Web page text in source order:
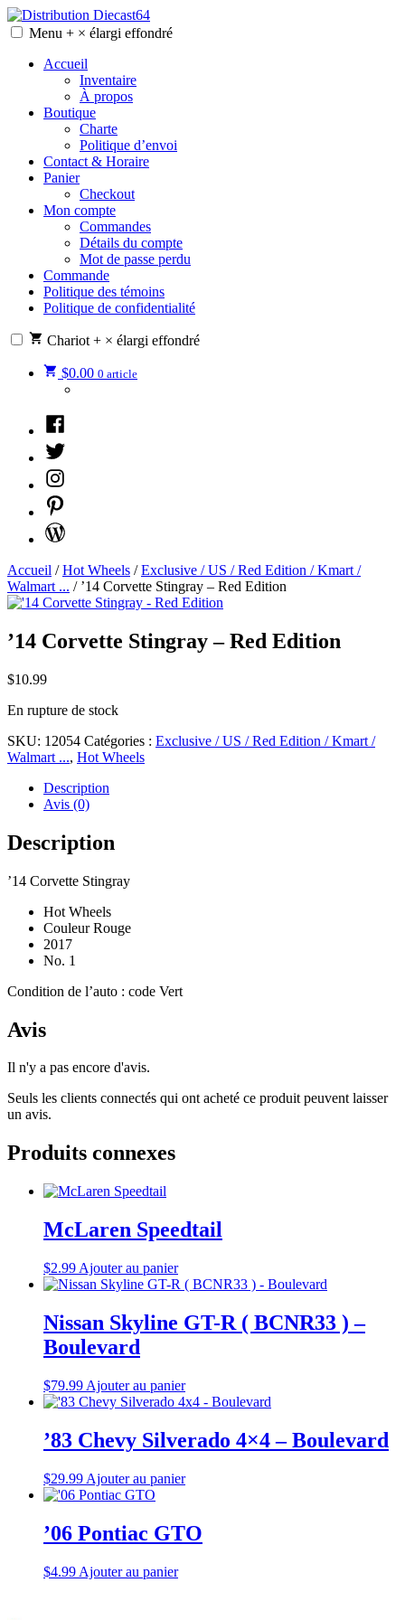
Skip
to
Distribution Diecast64
Une passion, un mode de vie.
Menu + × élargi effondré
Accueil
Inventaire
À propos
Boutique
Charte
Politique d’envoi
Contact & Horaire
Panier
Checkout
Mon compte
Commandes
Détails du compte
Mot de passe perdu
Commande
Politique des témoins
Politique de confidentialité
Chariot + × élargi effondré
$0.00 0 article
Facebook
Twitter
Instagram
Pinterest
WordPress
Accueil /Hot Wheels /Exclusive / US / Red Edition / Kmart /
Walmart ... / ’14 Corvette Stingray – Red Edition
’14 Corvette Stingray – Red Edition
$10.99
En rupture de stock
SKU: 12054 Catégories : Exclusive / US / Red Edition / Kmart /
Walmart ..., Hot Wheels
Description
Avis (0)
Description
’14 Corvette Stingray
Hot Wheels
Couleur Rouge
2017
No. 1
Condition de l’auto : code Vert
Avis
Il n'y a pas encore d'avis.
Seuls les clients connectés qui ont acheté ce produit peuvent laisser
un avis.
Produits connexes
McLaren Speedtail
$2.99 Ajouter au panier
Nissan Skyline GT-R ( BCNR33 ) –
Boulevard
$79.99 Ajouter au panier
’83 Chevy Silverado 4×4 – Boulevard
$29.99 Ajouter au panier
’06 Pontiac GTO
$4.99 Ajouter au panier